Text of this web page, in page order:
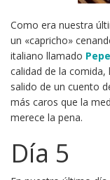
Como era nuestra
un «capricho»
italiano llamado
calidad de la comida,
salido de un cuento
más caros que la
merece la pena.
Día 5